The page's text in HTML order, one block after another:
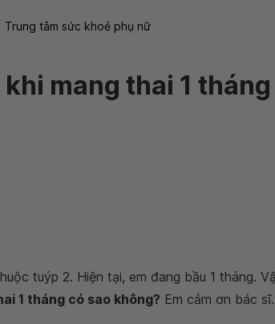
Trung tâm sức khoẻ phụ nữ
mang thai 1
tuýp 2. Hiện tại, em đang bầu 1 tháng.
1 tháng có sao không? Em cảm ơn bác sĩ.